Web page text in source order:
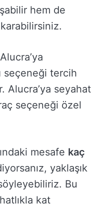
hem de
seçeneği tercih
Alucra’ya seyahat
seçeneği özel
mesafe kaç
yaklaşık
Bu
kat